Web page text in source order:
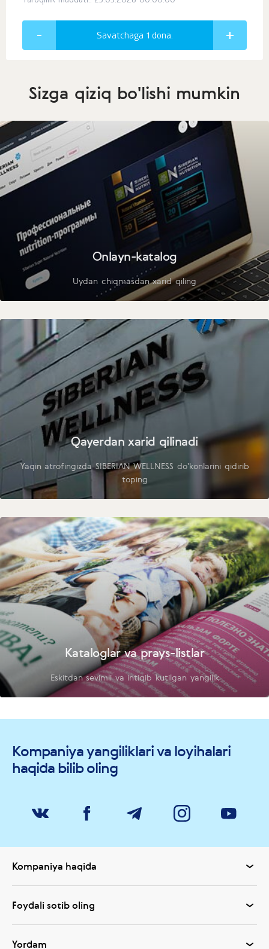
Savatchaga 1 dona.
Sizga qiziq bo'lishi mumkin
Onlayn-katalog
Uydan chiqmasdan xarid qiling
Qayerdan xarid qilinadi
Yaqin atrofingizda SIBERIAN WELLNESS do'konlarini qidirib
toping
Kataloglar va prays-listlar
Eskitdan sevimli va intiqib kutilgan yangilik
Kompaniya yangiliklari va loyihalari
haqida bilib oling
Kompaniya haqida
Foydali sotib oling
Yordam